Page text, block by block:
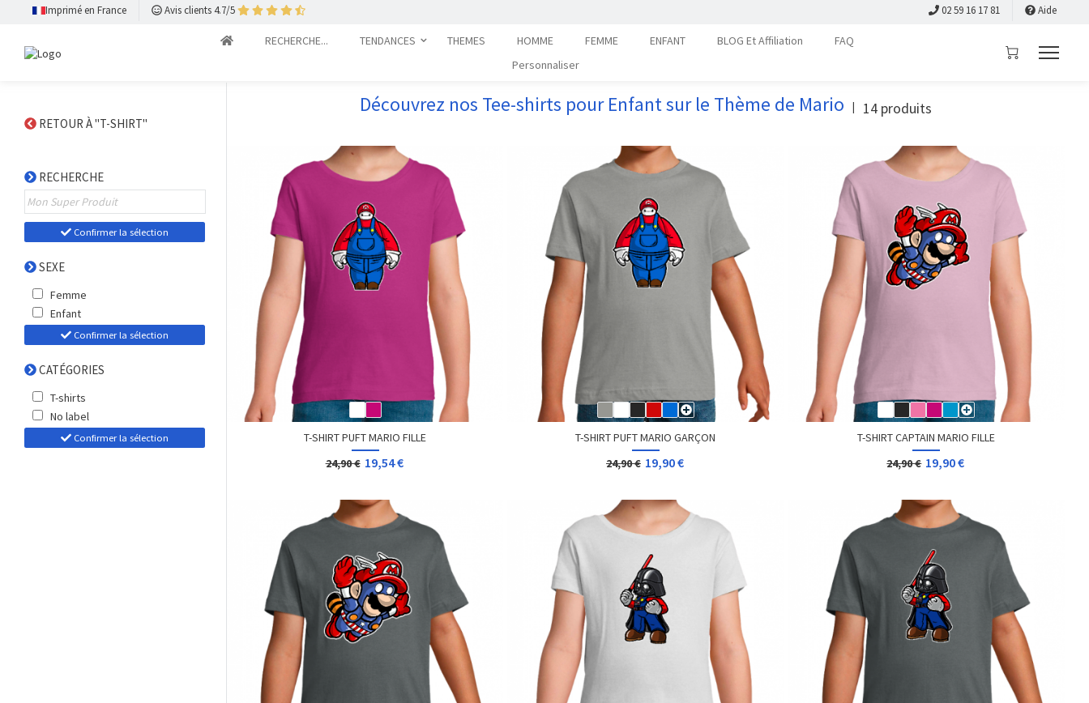
Imprimé en France Avis clients 4.7/5 02 59 16 17 81 Aide
RECHERCHE... TENDANCES THEMES HOMME FEMME ENFANT BLOG Et Affiliation
FAQ
Personnaliser
RETOUR À "T-SHIRT"
RECHERCHE
Confirmer la sélection
SEXE
Femme
Enfant
Confirmer la sélection
CATÉGORIES
T-shirts
No label
Confirmer la sélection
Découvrez nos Tee-shirts pour Enfant sur le Thème de Mario | 14 produits
T-SHIRT PUFT MARIO FILLE
24,90 € 19,54 €
T-SHIRT PUFT MARIO GARÇON
24,90 € 19,90 €
T-SHIRT CAPTAIN MARIO FILLE
24,90 € 19,90 €